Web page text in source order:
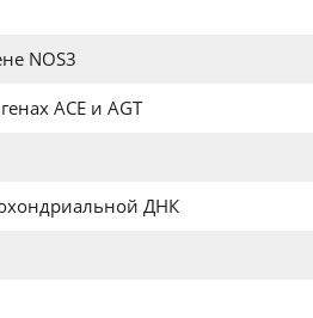
NOS3
ACE и AGT
ДНК